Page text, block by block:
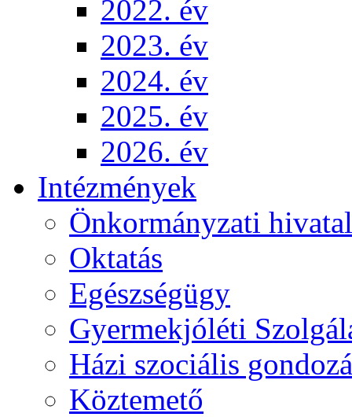
2022. év
2023. év
2024. év
2025. év
2026. év
Intézmények
Önkormányzati hivatal
Oktatás
Egészségügy
Gyermekjóléti
Házi szociális
Köztemető